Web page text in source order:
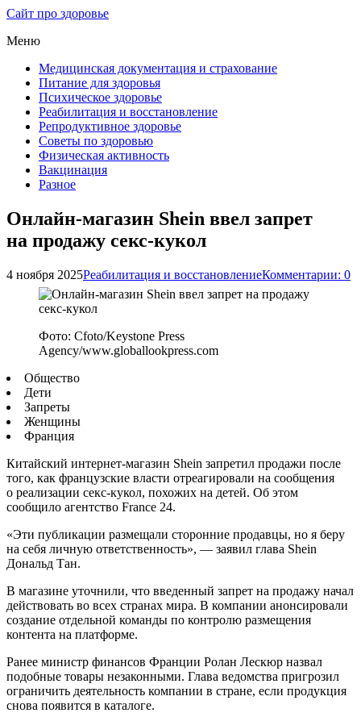
Сайт про здоровье
Меню
Медицинская документация и страхование
Питание для здоровья
Психическое здоровье
Реабилитация и восстановление
Репродуктивное здоровье
Советы по здоровью
Физическая активность
Вакцинация
Разное
Онлайн-магазин Shein ввел запрет
на продажу секс-кукол
4 ноября 2025Реабилитация и восстановлениеКомментарии: 0
Фото: Cfoto/Keystone Press
Agency/www.globallookpress.com
Общество
Дети
Запреты
Женщины
Франция
Китайский интернет-магазин Shein запретил продажи после
того, как французские власти отреагировали на сообщения
о реализации секс-кукол, похожих на детей. Об этом
сообщило агентство France 24.
«Эти публикации размещали сторонние продавцы, но я беру
на себя личную ответственность», — заявил глава Shein
Дональд Тан.
В магазине уточнили, что введенный запрет на продажу начал
действовать во всех странах мира. В компании анонсировали
создание отдельной команды по контролю размещения
контента на платформе.
Ранее министр финансов Франции Ролан Лескюр назвал
подобные товары незаконными. Глава ведомства пригрозил
ограничить деятельность компании в стране, если продукция
снова появится в каталоге.